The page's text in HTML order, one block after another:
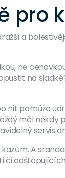
pro
a
ne
na
pomůže
měl někdy
servis
A
či